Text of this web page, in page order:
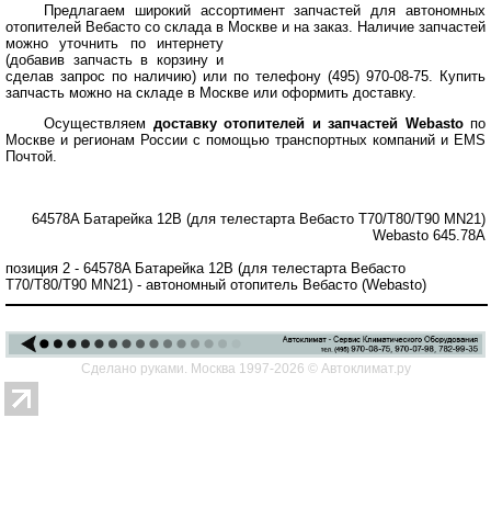
Предлагаем широкий ассортимент запчастей для автономных
отопителей Вебасто со склада в Москве и на заказ. Наличие запчастей
можно уточнить по интернету
(добавив запчасть в корзину и
сделав запрос по наличию) или по телефону (495) 970-08-75. Купить
запчасть можно на складе в Москве или оформить доставку.
Осуществляем доставку отопителей и запчастей Webastoпо
Москве и регионам России с помощью транспортных компаний и EMS
Почтой.
64578A Батарейка 12В (для телестарта Вебасто T70/T80/T90 MN21)
Webasto 645.78A
позиция 2 - 64578A Батарейка 12В (для телестарта Вебасто
T70/T80/T90 MN21) - автономный отопитель Вебасто (Webasto)
Сделано руками. Москва 1997-2026 © Автоклимат.ру